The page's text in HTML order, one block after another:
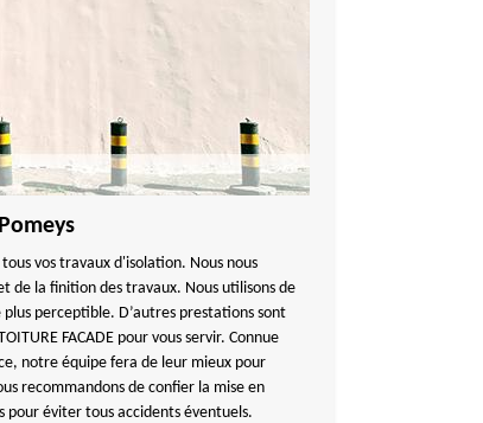
vos travaux d'isolation. Nous nous
de la finition des travaux. Nous utilisons de
perceptible. D’autres prestations sont
FACADE pour vous servir. Connue
notre équipe fera de leur mieux pour
recommandons de confier la mise en
pour éviter tous accidents éventuels.